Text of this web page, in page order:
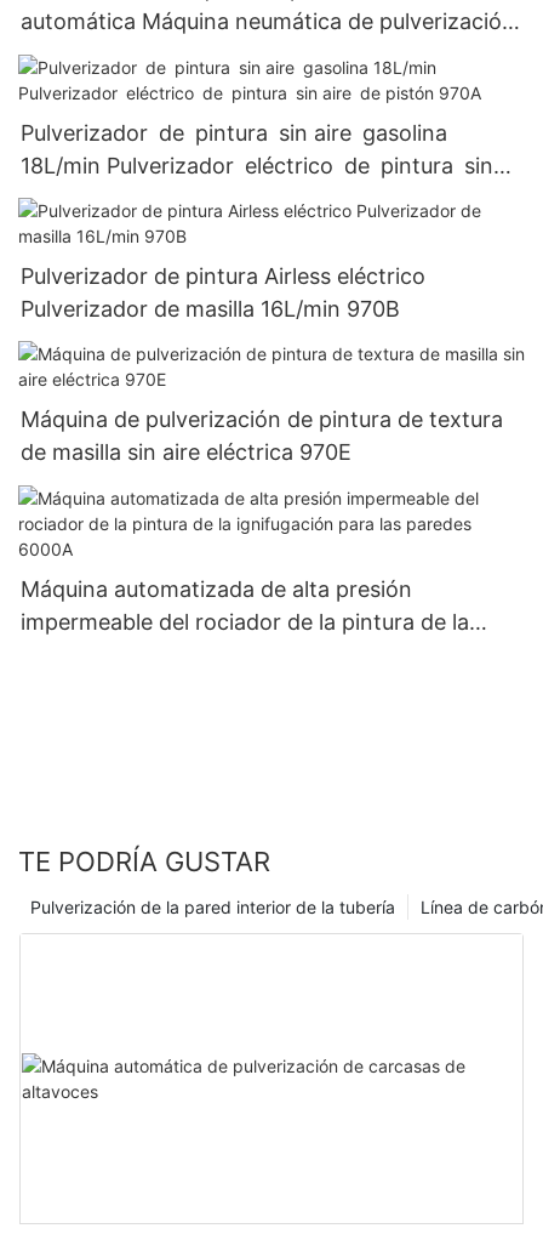
automática Máquina neumática de pulverización
de pintura sin aire de alta presión 6c/9c/6528k
Pulverizador de pintura sin aire gasolina
18L/min Pulverizador eléctrico de pintura sin
aire de pistón 970A
Pulverizador de pintura Airless eléctrico
Pulverizador de masilla 16L/min 970B
Máquina de pulverización de pintura de textura
de masilla sin aire eléctrica 970E
Máquina automatizada de alta presión
impermeable del rociador de la pintura de la
TE PODRÍA GUSTAR
Línea de
Pulverización de la pared interior de la tubería